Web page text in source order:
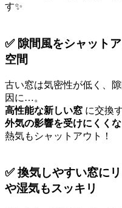
す✨
✅ 隙間風をシャット
空間
古い窓は気密性が低く、
因に…。
高性能な新しい窓 に交換
外気の影響を受けにくくな
熱気もシャットアウト！
✅換気しやすい窓に
や湿気もスッキリ